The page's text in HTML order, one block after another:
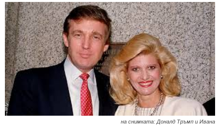
на снимката: Доналд Тръмп и Ивана